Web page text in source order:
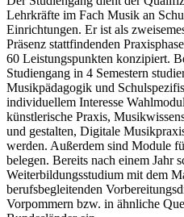
Lehrkräfte im Fach Musik an
Einrichtungen. Er ist als
Präsenz stattfindenden
60 Leistungspunkten konzipiert.
Studiengang in 4 Semestern
Musikpädagogik und
individuellem Interesse
künstlerische Praxis,
und gestalten, Digitale
werden. Außerdem sind Module
belegen. Bereits nach einem Jahr
Weiterbildungsstudium mit dem
berufsbegleitenden
Vorpommern bzw. in ähnliche